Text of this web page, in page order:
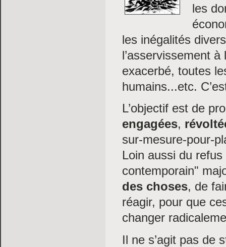
les
les inégalités
l’asservissement
exacerbé, toutes
humains...etc.
L’objectif est de
engagées,
sur-mesure-pour-
Loin aussi du refus
contemporain"
des choses, de
réagir, pour que
changer
Il ne s’agit pas de